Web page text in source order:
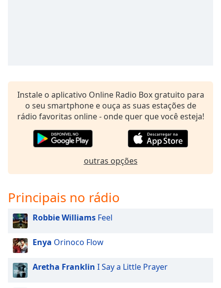
Opacity
Caption
Background
Font
Text
Edge
Instale o aplicativo Online Radio Box gratuito para
o seu smartphone e ouça as suas estações de
rádio favoritas online - onde quer que você esteja!
outras opções
Principais no rádio
Robbie Williams Feel
Enya Orinoco Flow
Aretha Franklin I Say a Little Prayer